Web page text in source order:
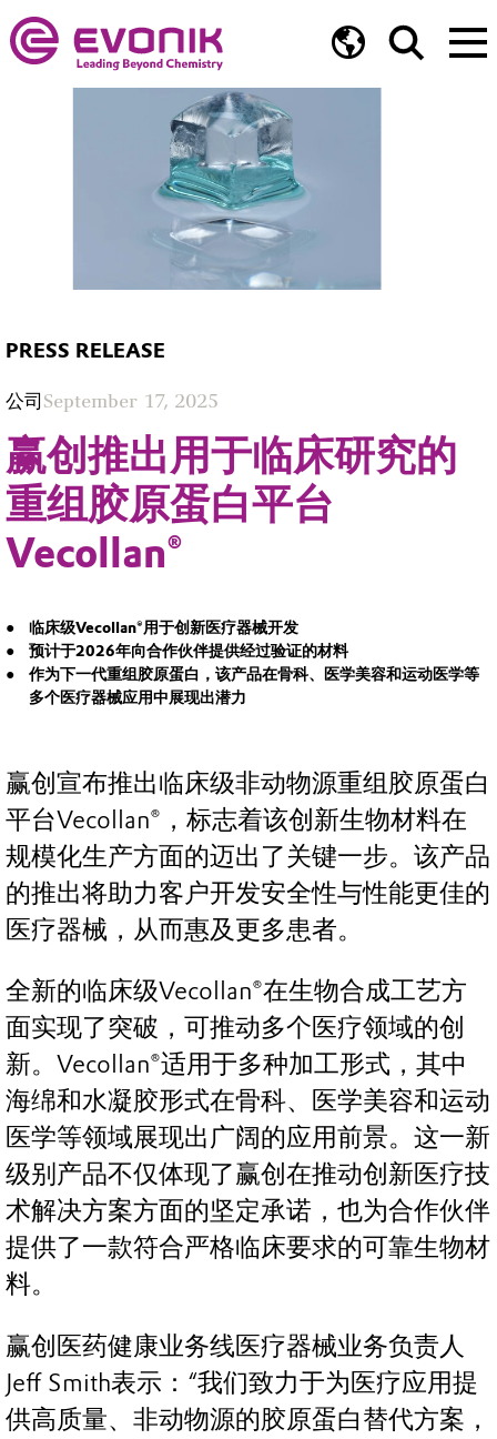
PRESS RELEASE
公司 September 17, 2025
赢创推出用于临床研究的
重组胶原蛋白平台
Vecollan®
临床级Vecollan®用于创新医疗器械开发
预计于2026年向合作伙伴提供经过验证的材料
作为下一代重组胶原蛋白，该产品在骨科、医学美容和运动医学等
多个医疗器械应用中展现出潜力
赢创宣布推出临床级非动物源重组胶原蛋白
平台Vecollan®，标志着该创新生物材料在
规模化生产方面的迈出了关键一步。该产品
的推出将助力客户开发安全性与性能更佳的
医疗器械，从而惠及更多患者。
全新的临床级Vecollan®在生物合成工艺方
面实现了突破，可推动多个医疗领域的创
新。Vecollan®适用于多种加工形式，其中
海绵和水凝胶形式在骨科、医学美容和运动
医学等领域展现出广阔的应用前景。这一新
级别产品不仅体现了赢创在推动创新医疗技
术解决方案方面的坚定承诺，也为合作伙伴
提供了一款符合严格临床要求的可靠生物材
料。
赢创医药健康业务线医疗器械业务负责人
Jeff Smith表示：“我们致力于为医疗应用提
供高质量、非动物源的胶原蛋白替代方案，